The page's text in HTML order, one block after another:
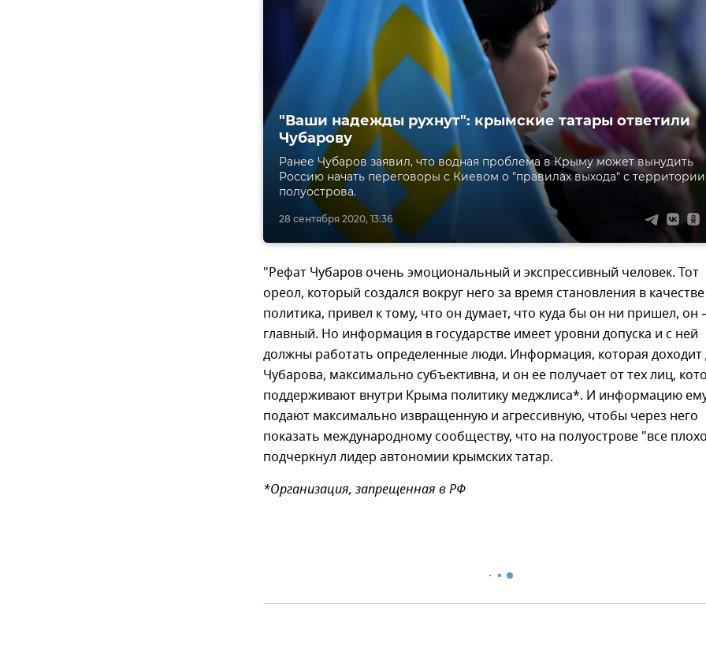
28 сентября 2020, 13:36
"Ваши надежды рухнут": крымские татары ответили
Чубарову
Ранее Чубаров заявил, что водная проблема в Крыму может вынудить
Россию начать переговоры с Киевом о "правилах выхода" с территории
полуострова.
"Рефат Чубаров очень эмоциональный и экспрессивный человек. Тот
ореол, который создался вокруг него за время становления в качестве
политика, привел к тому, что он думает, что куда бы он ни пришел, он
главный. Но информация в государстве имеет уровни допуска и с ней
должны работать определенные люди. Информация, которая доходит
Чубарова, максимально субъективна, и он ее получает от тех лиц,
поддерживают внутри Крыма политику меджлиса*. И информацию
подают максимально извращенную и агрессивную, чтобы через него
показать международному сообществу, что на полуострове "все
подчеркнул лидер автономии крымских татар.
*Организация, запрещенная в РФ